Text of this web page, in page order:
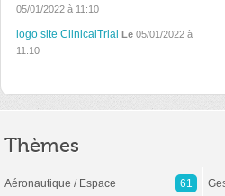
05/01/2022 à 11:10
logo site ClinicalTrial Le 05/01/2022 à
11:10
Thèmes
Aéronautique / Espace
61